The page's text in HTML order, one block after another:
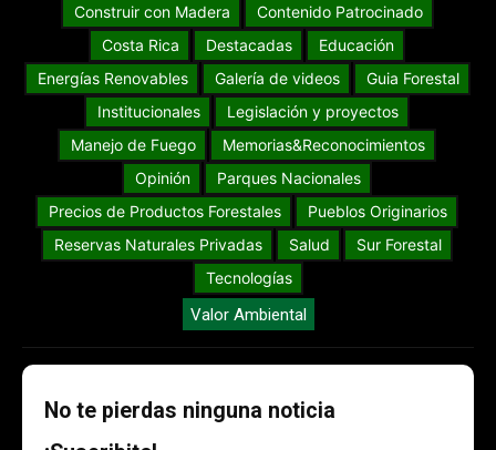
Construir con Madera
Contenido Patrocinado
Costa Rica
Destacadas
Educación
Energías Renovables
Galería de videos
Guia Forestal
Institucionales
Legislación y proyectos
Manejo de Fuego
Memorias&Reconocimientos
Opinión
Parques Nacionales
Precios de Productos Forestales
Pueblos Originarios
Reservas Naturales Privadas
Salud
Sur Forestal
Tecnologías
Valor Ambiental
No te pierdas ninguna noticia